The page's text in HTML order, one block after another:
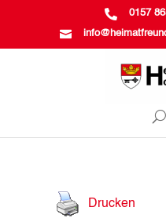
 0157

Drucken